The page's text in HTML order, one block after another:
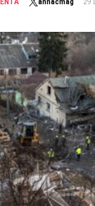
annacmag 29